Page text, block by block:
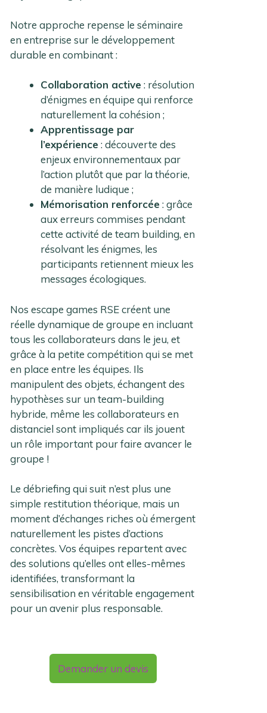
Notre approche repense le séminaire
en entreprise sur le développement
durable en combinant :
Collaboration active : résolution
d’énigmes en équipe qui renforce
naturellement la cohésion ;
Apprentissage par
l’expérience : découverte des
enjeux environnementaux par
l’action plutôt que par la théorie,
de manière ludique ;
Mémorisation renforcée : grâce
aux erreurs commises pendant
cette activité de team building, en
résolvant les énigmes, les
participants retiennent mieux les
messages écologiques.
Nos escape games RSE créent une
réelle dynamique de groupe en incluant
tous les collaborateurs dans le jeu, et
grâce à la petite compétition qui se met
en place entre les équipes. Ils
manipulent des objets, échangent des
hypothèses sur un team-building
hybride, même les collaborateurs en
distanciel sont impliqués car ils jouent
un rôle important pour faire avancer le
groupe !
Le débriefing qui suit n’est plus une
simple restitution théorique, mais un
moment d’échanges riches où émergent
naturellement les pistes d’actions
concrètes. Vos équipes repartent avec
des solutions qu’elles ont elles-mêmes
identifiées, transformant la
sensibilisation en véritable engagement
pour un avenir plus responsable.
Demander un devis